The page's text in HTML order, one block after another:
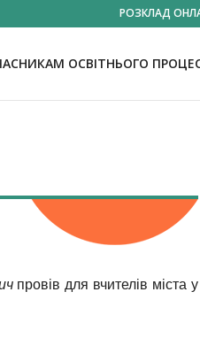
РОЗКЛАД
ОСВІТНЬОГО
провів для вчителів міста у